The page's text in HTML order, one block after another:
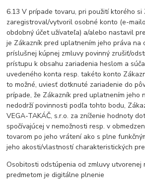
6.13 V prípade tovaru, pri použití ktorého si
zaregistroval/vytvoril osobné konto (e-
obdobný účet užívateľa) a/alebo nastavil
je Zákazník pred uplatnením jeho práva na
príslušnej kúpnej zmluvy povinný zrušiť/
prístupu k obsahu zariadenia heslom a
uvedeného konta resp. takéto konto
to možné, uviesť dotknuté zariadenie do
prípade, že Zákazník pred uplatnením jeho
nedodrží povinnosti podľa tohto bodu,
VEGA-TAKÁČ, s.r.o. za zníženie hodnoty
spočívajúcej v nemožnosti resp. v
tovarom po jeho vrátení ako s plne
jeho akosti/vlastností charakteristických
Osobitosti odstúpenia od zmluvy utvorenej
predmetom je digitálne plnenie